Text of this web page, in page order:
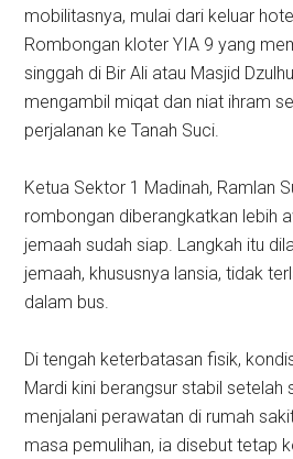
mobilitasnya, mulai dari keluar
Rombongan kloter YIA 9 yang
singgah di Bir Ali atau Masjid
mengambil miqat dan niat ihram
perjalanan ke Tanah Suci.
Ketua Sektor 1 Madinah, Ramlan
rombongan diberangkatkan lebih
jemaah sudah siap. Langkah itu
jemaah, khususnya lansia, tidak
dalam bus.
Di tengah keterbatasan fisik,
Mardi kini berangsur stabil
menjalani perawatan di rumah
masa pemulihan, ia disebut tetap